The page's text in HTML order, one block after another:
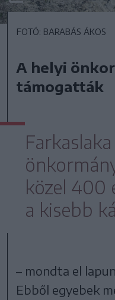
FOTÓ: BARABÁS ÁKOS
A helyi
támogatták
közel 400
a kisebb
– mondta el
Ebből egyebek